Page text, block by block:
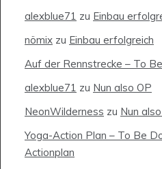
alexblue71 zu Einbau
nömix zu Einbau erfolgreich
Auf der Rennstrecke – To
alexblue71 zu Nun also OP
NeonWilderness zu Nun
Yoga-Action Plan – To Be
Actionplan